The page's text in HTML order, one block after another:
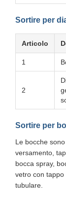
Sortire per
Articolo
1
2
Sortire per
Le bocche
versamento,
bocca spray,
vetro con
tubulare.